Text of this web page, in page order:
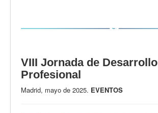
VIII Jornada de Desarrollo
Profesional
Madrid, mayo de 2025. EVENTOS